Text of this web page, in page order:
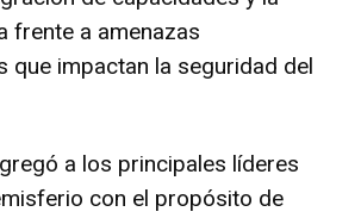
frente a amenazas
que impactan la seguridad del
a los principales líderes
con el propósito de